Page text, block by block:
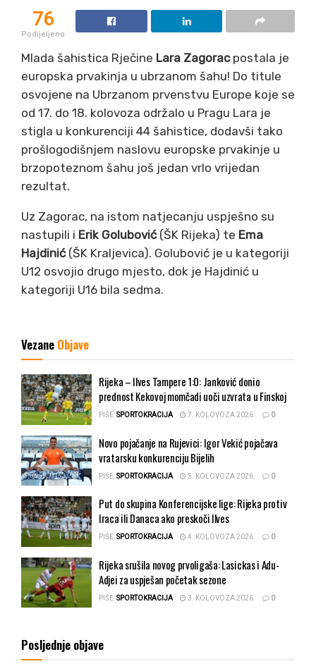
76
Podijeljeno
Mlada šahistica Rječine Lara Zagoracpostala je
europska prvakinja u ubrzanom šahu! Do titule
osvojene na Ubrzanom prvenstvu Europe koje se
od 17. do 18. kolovoza održalo u Pragu Lara je
stigla u konkurenciji 44 šahistice, dodavši tako
prošlogodišnjem naslovu europske prvakinje u
brzopoteznom šahu još jedan vrlo vrijedan
rezultat.
Uz Zagorac, na istom natjecanju uspješno su
nastupili i Erik Golubović(ŠK Rijeka) te Ema
Hajdinić(ŠK Kraljevica). Golubović je u kategoriji
U12 osvojio drugo mjesto, dok je Hajdinić u
kategoriji U16 bila sedma.
Vezane Objave
Rijeka – Ilves Tampere 1:0: Janković donio
prednost Kekovoj momčadi uoči uzvrata u Finskoj
PIŠE:SPORTOKRACIJA 7. KOLOVOZA 2026. 0
Novo pojačanje na Rujevici: Igor Vekić pojačava
vratarsku konkurenciju Bijelih
PIŠE:SPORTOKRACIJA 5. KOLOVOZA 2026. 0
Put do skupina Konferencijske lige: Rijeka protiv
Iraca ili Danaca ako preskoči Ilves
PIŠE:SPORTOKRACIJA 4. KOLOVOZA 2026. 0
Rijeka srušila novog prvoligaša: Lasickas i Adu-
Adjei za uspješan početak sezone
PIŠE:SPORTOKRACIJA 3. KOLOVOZA 2026. 0
Posljednje objave